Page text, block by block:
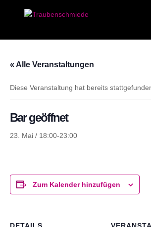
« Alle Veranstaltungen
Diese Veranstaltung hat bereits
Bar geöffnet
23. Mai / 18:00-23:00
Zum Kalender hinzufügen